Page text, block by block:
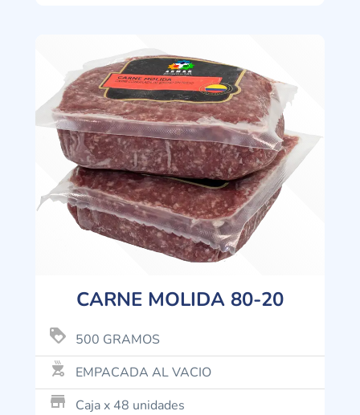
CARNE MOLIDA 80-20
loyalty 500 GRAMOS
outdoor_grill EMPACADA AL VACIO
store_mall_directory Caja x 48 unidades